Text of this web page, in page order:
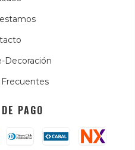
Decoración
PAGO